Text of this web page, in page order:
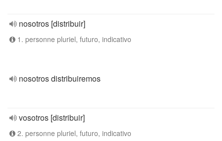
nosotros [distribuir]
1. personne pluriel, futuro, indicativo
nosotros distribuiremos
vosotros [distribuir]
2. personne pluriel, futuro, indicativo